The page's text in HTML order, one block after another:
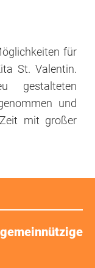
für
St. Valentin.
gestalteten
und
mit großer